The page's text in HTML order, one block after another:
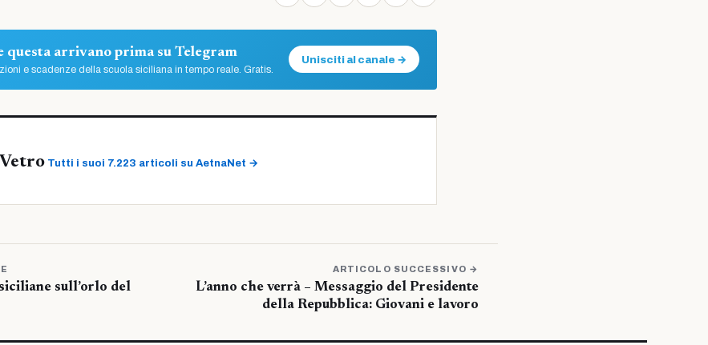
questa arrivano prima su Telegram
e scadenze della scuola siciliana in tempo reale. Gratis.
Unisciti al canale →
Tutti i suoi 7.223 articoli su AetnaNet →
sull’orlo del
ARTICOLO SUCCESSIVO →
L’anno che verrà – Messaggio del Presidente
della Repubblica: Giovani e lavoro